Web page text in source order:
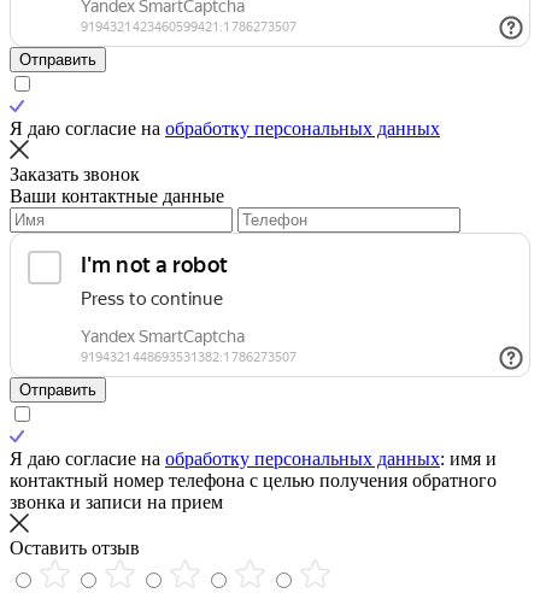
Отправить
Я даю согласие на обработку персональных данных
Заказать звонок
Ваши контактные данные
Отправить
Я даю согласие на обработку персональных данных: имя и
контактный номер телефона с целью получения обратного
звонка и записи на прием
Оставить отзыв